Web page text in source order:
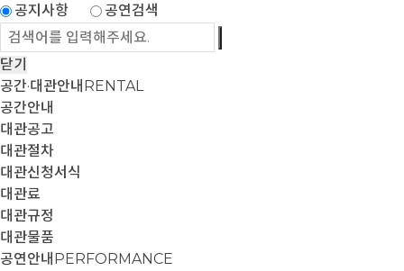
공지사항
공연검색
닫기
공간·대관안내 RENTAL
공간안내
대관공고
대관절차
대관신청서식
대관료
대관규정
대관물품
공연안내 PERFORMANCE